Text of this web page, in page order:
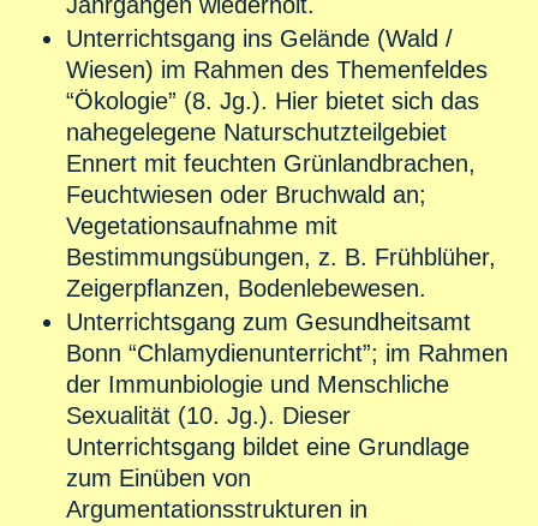
Unterrichtsgang ins Gelände (Wald /
Wiesen) im Rahmen des Themenfeldes
“Ökologie” (8. Jg.). Hier bietet sich das
nahegelegene Naturschutzteilgebiet
Ennert mit feuchten Grünlandbrachen,
Feuchtwiesen oder Bruchwald an;
Vegetationsaufnahme mit
Bestimmungsübungen, z. B. Frühblüher,
Zeigerpflanzen, Bodenlebewesen.
Unterrichtsgang zum Gesundheitsamt
Bonn “Chlamydienunterricht”; im Rahmen
der Immunbiologie und Menschliche
Sexualität (10. Jg.). Dieser
Unterrichtsgang bildet eine Grundlage
zum Einüben von
Argumentationsstrukturen in